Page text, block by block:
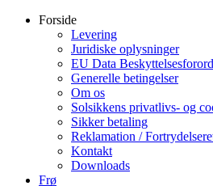
Forside
Levering
Juridiske oplysninger
EU Data
Generelle betingelser
Om os
Solsikkens privatlivs- og
Sikker betaling
Reklamation /
Kontakt
Downloads
Frø